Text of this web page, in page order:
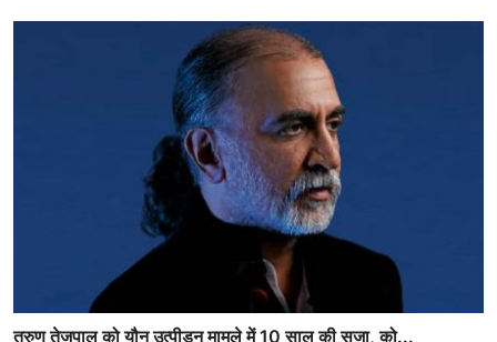
तरुण तेजपाल को यौन उत्पीड़न मामले में 10 साल की सजा, को...